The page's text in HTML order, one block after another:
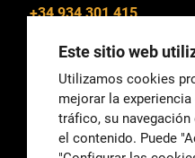
+34 934 301 415
General
Este sitio web
Utilizamos cookies
mejorar la experiencia
tráfico, su
el contenido. Puede